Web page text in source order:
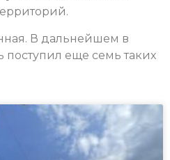
В дальнейшем в
поступил еще семь таких